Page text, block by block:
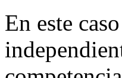
En este